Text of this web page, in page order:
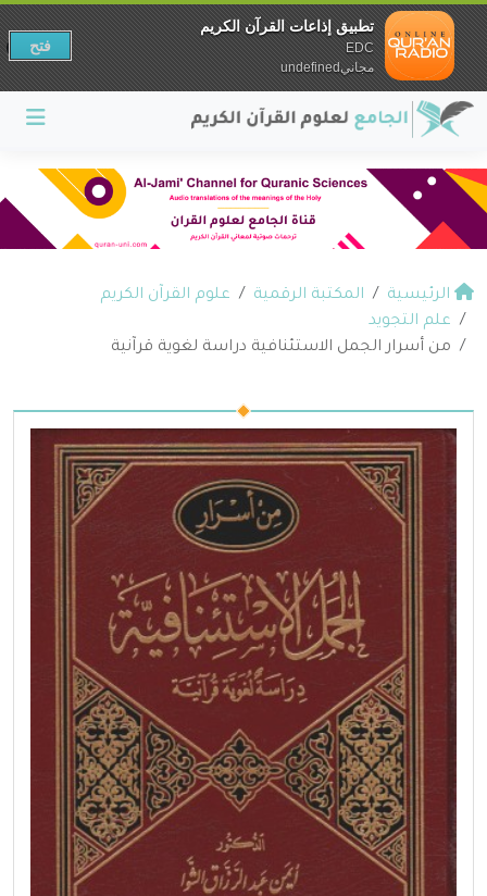
الرئيسية المكتبة الرقمية
علوم القرآن الكريم
علم التجويد
من أسرار الجمل الاستئنافية دراسة لغوية قرآنية
تطبيق إذاعات القرآن الكريم
EDC
مجانيundefined
فتح